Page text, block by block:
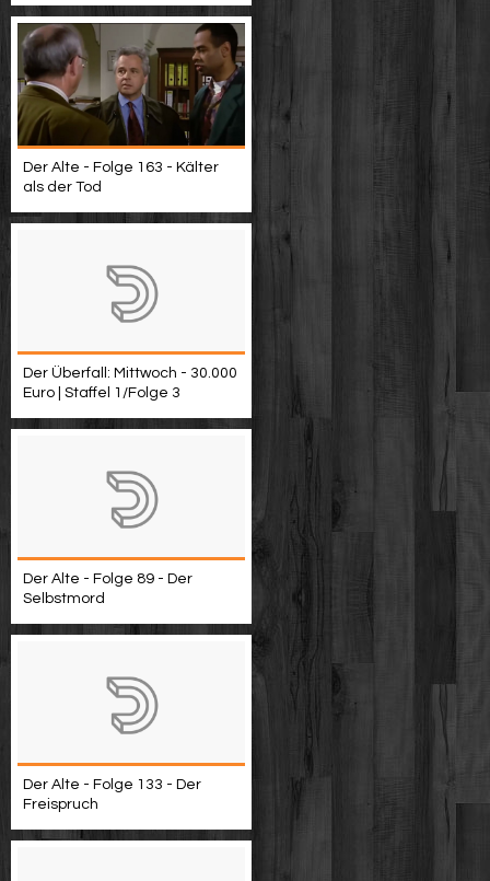
Der Alte - Folge 163 - Kälter
als der Tod
Der Überfall: Mittwoch - 30.000
Euro | Staffel 1/Folge 3
Der Alte - Folge 89 - Der
Selbstmord
Der Alte - Folge 133 - Der
Freispruch